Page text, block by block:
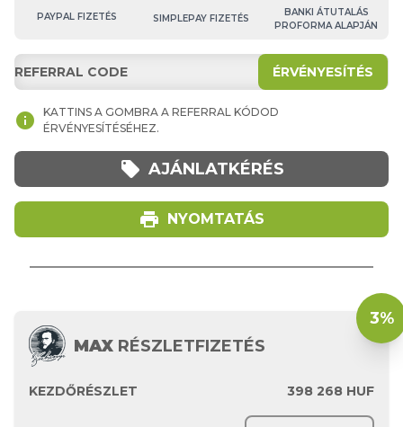
PAYPAL FIZETÉS SIMPLEPAY FIZETÉS
BANKI ÁTUTALÁS
PROFORMA ALAPJÁN
ÉRVÉNYESÍTÉS
info
KATTINS A GOMBRA A REFERRAL KÓDOD
ÉRVÉNYESÍTÉSÉHEZ.
local_offer AJÁNLATKÉRÉS
print NYOMTATÁS
3%
MAX RÉSZLETFIZETÉS
KEZDŐRÉSZLET 398 268 HUF